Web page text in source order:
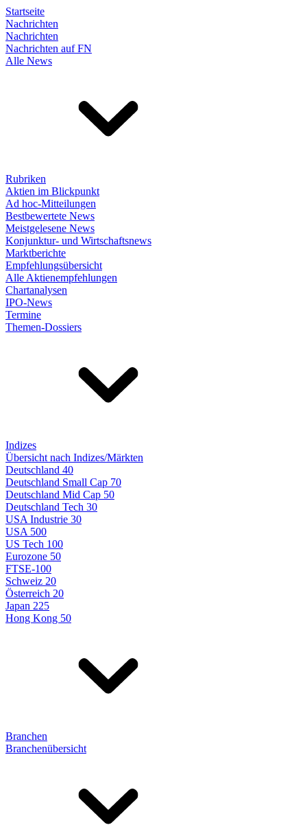
Startseite
Nachrichten
Nachrichten
Nachrichten auf FN
Alle News
Rubriken
Aktien im Blickpunkt
Ad hoc-Mitteilungen
Bestbewertete News
Meistgelesene News
Konjunktur- und Wirtschaftsnews
Marktberichte
Empfehlungsübersicht
Alle Aktienempfehlungen
Chartanalysen
IPO-News
Termine
Themen-Dossiers
Indizes
Übersicht nach Indizes/Märkten
Deutschland 40
Deutschland Small Cap 70
Deutschland Mid Cap 50
Deutschland Tech 30
USA Industrie 30
USA 500
US Tech 100
Eurozone 50
FTSE-100
Schweiz 20
Österreich 20
Japan 225
Hong Kong 50
Branchen
Branchenübersicht